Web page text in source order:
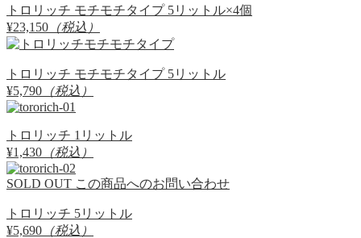
トロリッチ モチモチタイプ 5リットル×4個
¥23,150 （税込）
トロリッチ モチモチタイプ 5リットル
¥5,790 （税込）
トロリッチ 1リットル
¥1,430 （税込）
SOLD OUT この商品へのお問い合わせ
トロリッチ 5リットル
¥5,690 （税込）